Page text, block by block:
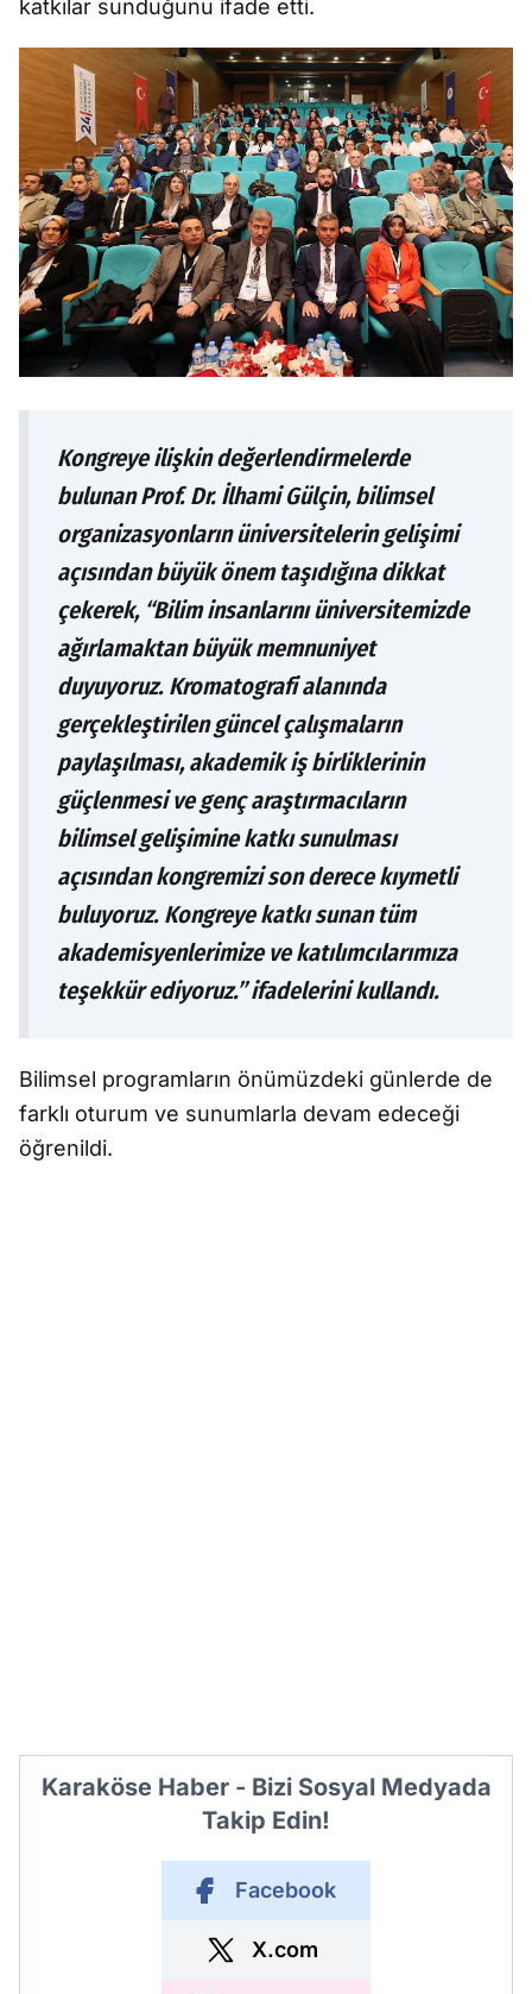
katkılar sunduğunu ifade etti.
Kongreye ilişkin değerlendirmelerde
bulunan Prof. Dr. İlhami Gülçin, bilimsel
organizasyonların üniversitelerin gelişimi
açısından büyük önem taşıdığına dikkat
çekerek, “Bilim insanlarını üniversitemizde
ağırlamaktan büyük memnuniyet
duyuyoruz. Kromatografi alanında
gerçekleştirilen güncel çalışmaların
paylaşılması, akademik iş birliklerinin
güçlenmesi ve genç araştırmacıların
bilimsel gelişimine katkı sunulması
açısından kongremizi son derece kıymetli
buluyoruz. Kongreye katkı sunan tüm
akademisyenlerimize ve katılımcılarımıza
teşekkür ediyoruz.” ifadelerini kullandı.
Bilimsel programların önümüzdeki günlerde de
farklı oturum ve sunumlarla devam edeceği
öğrenildi.
Karaköse Haber - Bizi Sosyal Medyada
Takip Edin!
Facebook
X.com